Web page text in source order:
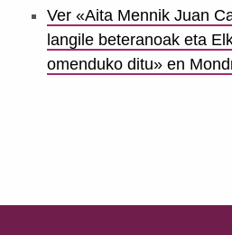
Ver «Aita Mennik Juan
langile beteranoak eta
omenduko ditu» en